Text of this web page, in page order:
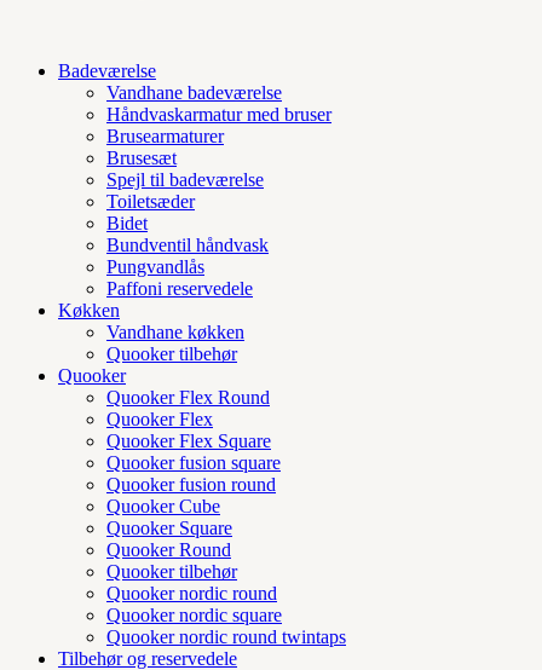
Badeværelse
Vandhane badeværelse
Håndvaskarmatur med bruser
Brusearmaturer
Brusesæt
Spejl til badeværelse
Toiletsæder
Bidet
Bundventil håndvask
Pungvandlås
Paffoni reservedele
Køkken
Vandhane køkken
Quooker tilbehør
Quooker
Quooker Flex Round
Quooker Flex
Quooker Flex Square
Quooker fusion square
Quooker fusion round
Quooker Cube
Quooker Square
Quooker Round
Quooker tilbehør
Quooker nordic round
Quooker nordic square
Quooker nordic round twintaps
Tilbehør og reservedele